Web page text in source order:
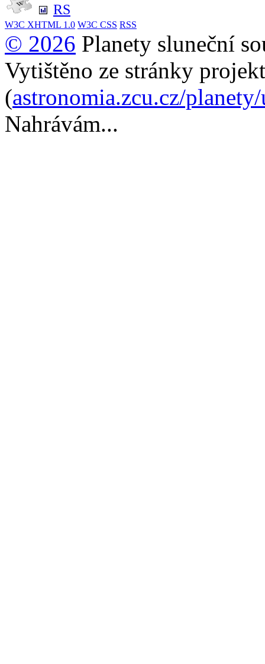
RS
W3C XHTML 1.0 W3C CSS RSS
© 2026 Planety sluneční
Vytištěno ze stránky
(astronomia.zcu.cz/
Nahrávám...